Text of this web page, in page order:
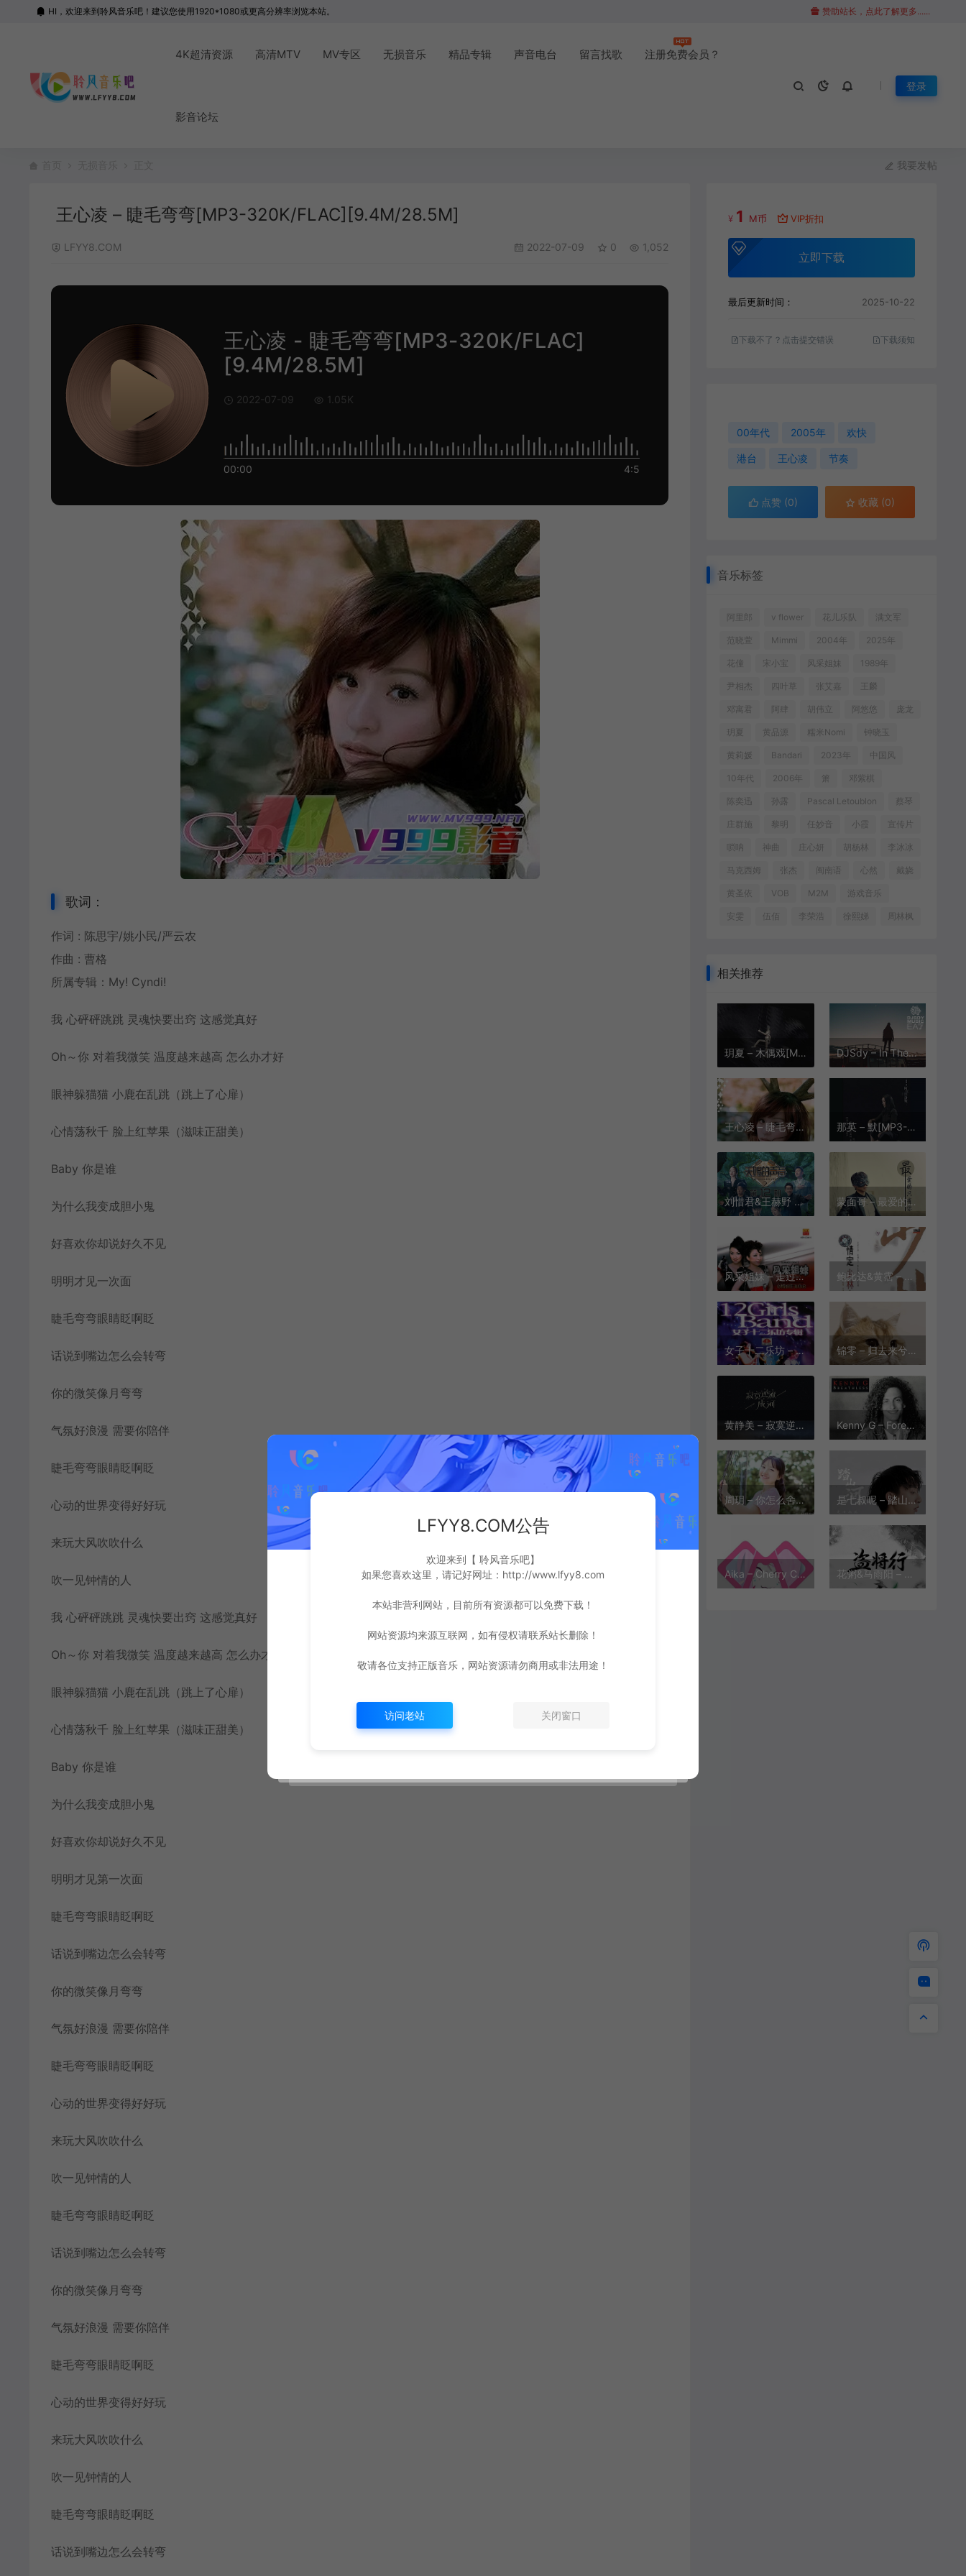
HI，欢迎来到聆风音乐吧！建议您使用1920*1080或更高分辨率浏览本站。 赞助站长，点此了解更多......
4K超清资源 高清MTV MV专区 无损音乐 精品专辑 声音电台 留言找歌 注册免费会员？
影音论坛
登录
我要发帖
王心凌 – 睫毛弯弯[MP3-320K/FLAC][9.4M/28.5M]
LFYY8.COM 2022-07-09 0 1,052
王心凌 - 睫毛弯弯[MP3-320K/FLAC]
[9.4M/28.5M]
2022-07-09 1.05K
00:00 4:5
歌词：
作词 : 陈思宇/姚小民/严云农
作曲 : 曹格
所属专辑：My! Cyndi!
我 心砰砰跳跳 灵魂快要出窍 这感觉真好
Oh～你 对着我微笑 温度越来越高 怎么办才好
眼神躲猫猫 小鹿在乱跳（跳上了心扉）
心情荡秋千 脸上红苹果（滋味正甜美）
Baby 你是谁
为什么我变成胆小鬼
好喜欢你却说好久不见
明明才见一次面
睫毛弯弯眼睛眨啊眨
话说到嘴边怎么会转弯
你的微笑像月弯弯
气氛好浪漫 需要你陪伴
睫毛弯弯眼睛眨啊眨
心动的世界变得好好玩
来玩大风吹吹什么
吹一见钟情的人
我 心砰砰跳跳 灵魂快要出窍 这感觉真好
Oh～你 对着我微笑 温度越来越高 怎么办才好
眼神躲猫猫 小鹿在乱跳（跳上了心扉）
心情荡秋千 脸上红苹果（滋味正甜美）
Baby 你是谁
为什么我变成胆小鬼
好喜欢你却说好久不见
明明才见第一次面
睫毛弯弯眼睛眨啊眨
话说到嘴边怎么会转弯
你的微笑像月弯弯
气氛好浪漫 需要你陪伴
睫毛弯弯眼睛眨啊眨
心动的世界变得好好玩
来玩大风吹吹什么
吹一见钟情的人
睫毛弯弯眼睛眨啊眨
话说到嘴边怎么会转弯
你的微笑像月弯弯
气氛好浪漫 需要你陪伴
睫毛弯弯眼睛眨啊眨
心动的世界变得好好玩
来玩大风吹吹什么
吹一见钟情的人
睫毛弯弯眼睛眨啊眨
话说到嘴边怎么会转弯
¥ 1 M币 VIP折扣
立即下载
最后更新时间： 2025-10-22
下载不了？点击提交错误 下载须知
00年代 2005年 欢快
港台 王心凌 节奏
点赞 (0) 收藏 (0)
音乐标签
阿里郎 v flower 花儿乐队 满文军
范晓萱 Mimmi 2004年 2025年
花僮 宋小宝 风采姐妹 1989年
尹相杰 四叶草 张艾嘉 王麟
邓寓君 阿肆 胡伟立 阿悠悠 庞龙
玥夏 黄品源 糯米Nomi 钟晓玉
黄莉媛 Bandari 2023年 中国风
10年代 2006年 箫 邓紫棋
陈奕迅 孙露 Pascal Letoublon 蔡琴
庄群施 黎明 任妙音 小霞 宣传片
唢呐 神曲 庄心妍 胡杨林 李冰冰
马克西姆 张杰 闽南语 心然 戴娆
黄圣依 VOB M2M 游戏音乐
安雯 伍佰 李荣浩 徐熙娣 周林枫
相关推荐
玥夏 – 木偶戏[MP3-320K/FLAC][6.67M/20.2M] DJSdy – In The End (EA7版)[MP3-320K/FLAC][320K][9.08M/21.4M]
王心凌 – 睫毛弯弯[MP3-320K/FLAC][9.4M/28.5M] 那英 – 默[MP3-320K/FLAC][12.5M/30.7M]
刘惜君&王赫野 – 大风吹 (Live)[MP3-320K/FLAC][11.5M/27.4M] 蒙面哥 – 最爱的只有你[MP3-320K/FLAC][10.8M/33.2M]
风采姐妹 – 走过咖啡屋[MP3-320K/FLAC][8.28M/23.0M]
女子十二乐坊 – 地上的星星 (中岛美雪)[MP3-320K/FLAC][12.4M/34.9M] 锦零 – 归去来兮[MP3-320K/FLAC][8.16M/20.0M]
黄静美 – 寂寞逆流成河[MP3-320K/FLAC][8.56M/24.9M] Kenny G – Forever in Love(永浴爱河)[MP3-320K/FLAC][11.9M/32.6M]
周玥 – 你怎么舍得我难过[MP3-320K/FLAC][5.77M/11.7M] 是七叔呢 – 踏山河[MP3-320K/FLAC][6.44M/35.0M]
Aika – Cherry Cheeks[MP3][320K][9.61M] 花粥&马雨阳 – 盗将行[MP3-320K/FLAC][10.1M/33.5M]
LFYY8.COM公告
欢迎来到【 聆风音乐吧】
如果您喜欢这里，请记好网址：http://www.lfyy8.com
本站非营利网站，目前所有资源都可以免费下载！
网站资源均来源互联网，如有侵权请联系站长删除！
敬请各位支持正版音乐，网站资源请勿商用或非法用途！
访问老站 关闭窗口